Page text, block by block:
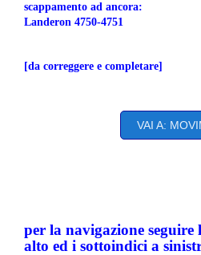
scappamento ad ancora:
Landeron 4750-4751
[da correggere e completare]
VAI A:
per la navigazione
alto ed i sottoindici a